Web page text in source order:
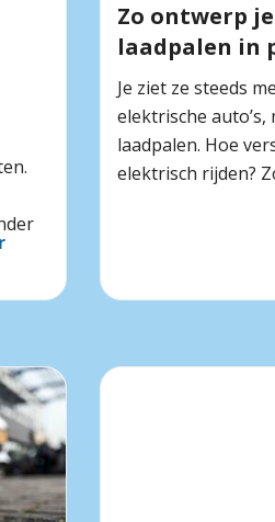
Zo ontwerp
laadpalen in
Je ziet ze steeds
elektrische
laadpalen. Hoe
elektrisch rijden?